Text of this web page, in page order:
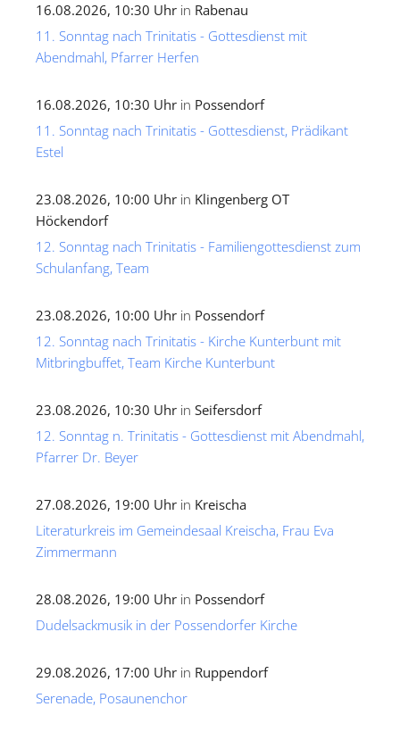
16.08.2026, 10:30 Uhr in Rabenau
11. Sonntag nach Trinitatis - Gottesdienst mit
Abendmahl, Pfarrer Herfen
16.08.2026, 10:30 Uhr in Possendorf
11. Sonntag nach Trinitatis - Gottesdienst, Prädikant
Estel
23.08.2026, 10:00 Uhr in Klingenberg OT
Höckendorf
12. Sonntag nach Trinitatis - Familiengottesdienst zum
Schulanfang, Team
23.08.2026, 10:00 Uhr in Possendorf
12. Sonntag nach Trinitatis - Kirche Kunterbunt mit
Mitbringbuffet, Team Kirche Kunterbunt
23.08.2026, 10:30 Uhr in Seifersdorf
12. Sonntag n. Trinitatis - Gottesdienst mit Abendmahl,
Pfarrer Dr. Beyer
27.08.2026, 19:00 Uhr in Kreischa
Literaturkreis im Gemeindesaal Kreischa, Frau Eva
Zimmermann
28.08.2026, 19:00 Uhr in Possendorf
Dudelsackmusik in der Possendorfer Kirche
29.08.2026, 17:00 Uhr in Ruppendorf
Serenade, Posaunenchor